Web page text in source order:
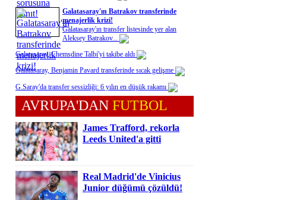
Galatasaray'ın Batrakov transferinde
menajerlik krizi!
Galatasaray'ın transfer listesinde yer alan
Aleksey Batrakov...
Galatasaray, Chemsdine Talbi'yi takibe aldı
Galatasaray, Benjamin Pavard transferinde sıcak gelişme
G.Saray'da transfer sessizliği: 6 yılın en düşük rakamı
AVRUPA'DAN FUTBOL
James Trafford, rekorla
Leeds United'a gitti
Real Madrid'de Vinicius
Junior düğümü çözüldü!